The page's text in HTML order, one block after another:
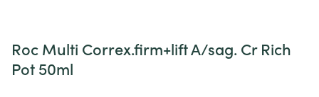
Roc Multi Correx.firm+lift A/sag. Cr Rich
Pot 50ml